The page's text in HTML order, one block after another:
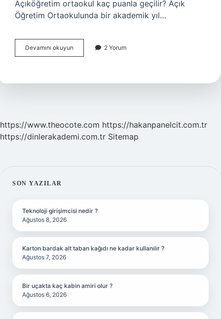
Açıköğretim ortaokul kaç puanla geçilir? Açık
Öğretim Ortaokulunda bir akademik yıl…
Devamını okuyun
Öğretim
Notu
2 Yorum
https://www.theocote.com https://hakanpanelcit.com.tr
https://dinlerakademi.com.tr Sitemap
SIDEBAR
SON YAZILAR
Teknoloji girişimcisi nedir ?
Ağustos 8, 2026
Karton bardak alt taban kağıdı ne kadar kullanılır ?
Ağustos 7, 2026
Bir uçakta kaç kabin amiri olur ?
Ağustos 6, 2026